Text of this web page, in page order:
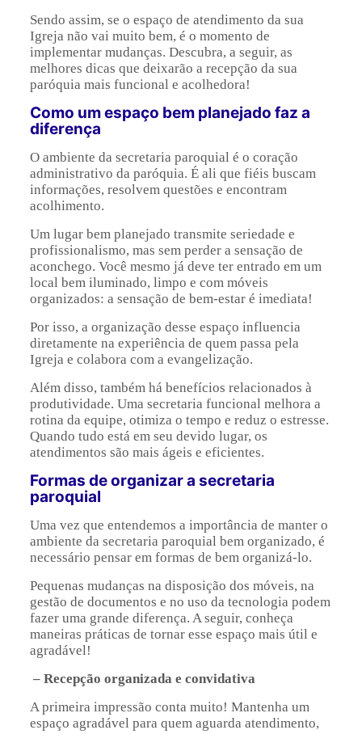
Sendo assim, se o espaço de atendimento da sua
Igreja não vai muito bem, é o momento de
implementar mudanças. Descubra, a seguir, as
melhores dicas que deixarão a recepção da sua
paróquia mais funcional e acolhedora!
Como um espaço bem planejado faz a
diferença
O ambiente da secretaria paroquial é o coração
administrativo da paróquia. É ali que fiéis buscam
informações, resolvem questões e encontram
acolhimento.
Um lugar bem planejado transmite seriedade e
profissionalismo, mas sem perder a sensação de
aconchego. Você mesmo já deve ter entrado em um
local bem iluminado, limpo e com móveis
organizados: a sensação de bem-estar é imediata!
Por isso, a organização desse espaço influencia
diretamente na experiência de quem passa pela
Igreja e colabora com a evangelização.
Além disso, também há benefícios relacionados à
produtividade. Uma secretaria funcional melhora a
rotina da equipe, otimiza o tempo e reduz o estresse.
Quando tudo está em seu devido lugar, os
atendimentos são mais ágeis e eficientes.
Formas de organizar a secretaria
paroquial
Uma vez que entendemos a importância de manter o
ambiente da secretaria paroquial bem organizado, é
necessário pensar em formas de bem organizá-lo.
Pequenas mudanças na disposição dos móveis, na
gestão de documentos e no uso da tecnologia podem
fazer uma grande diferença. A seguir, conheça
maneiras práticas de tornar esse espaço mais útil e
agradável!
– Recepção organizada e convidativa
A primeira impressão conta muito! Mantenha um
espaço agradável para quem aguarda atendimento,